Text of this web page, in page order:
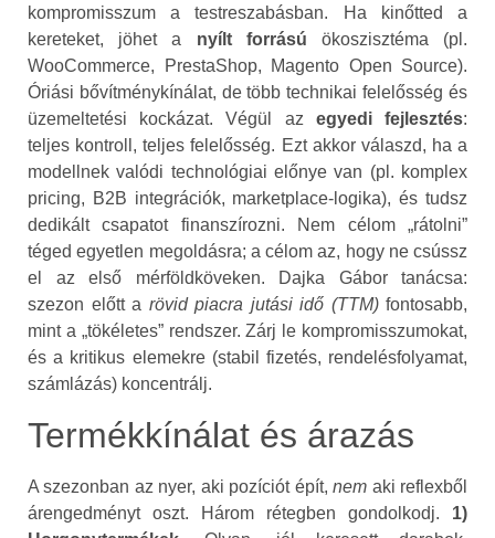
kompromisszum a testreszabásban. Ha kinőtted a
kereteket, jöhet a nyílt forrású ökoszisztéma (pl.
WooCommerce, PrestaShop, Magento Open Source).
Óriási bővítménykínálat, de több technikai felelősség és
üzemeltetési kockázat. Végül az egyedi fejlesztés:
teljes kontroll, teljes felelősség. Ezt akkor válaszd, ha a
modellnek valódi technológiai előnye van (pl. komplex
pricing, B2B integrációk, marketplace‑logika), és tudsz
dedikált csapatot finanszírozni. Nem célom „rátolni”
téged egyetlen megoldásra; a célom az, hogy ne csússz
el az első mérföldköveken. Dajka Gábor tanácsa:
szezon előtt a rövid piacra jutási idő (TTM)fontosabb,
mint a „tökéletes” rendszer. Zárj le kompromisszumokat,
és a kritikus elemekre (stabil fizetés, rendelésfolyamat,
számlázás) koncentrálj.
Termékkínálat és árazás
A szezonban az nyer, aki pozíciót épít,nem aki reflexből
árengedményt oszt. Három rétegben gondolkodj. 1)